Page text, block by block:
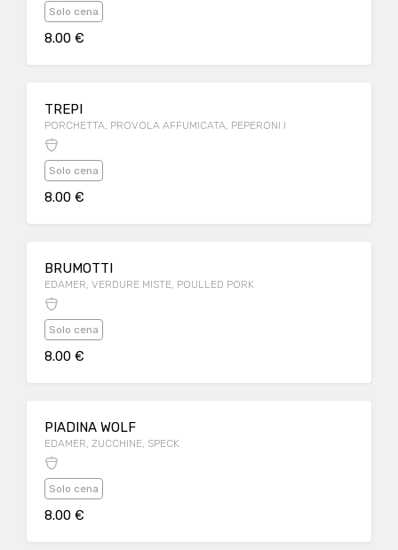
Solo cena
8.00 €
TREPI
PORCHETTA, PROVOLA AFFUMICATA, PEPERONI I
Solo cena
8.00 €
BRUMOTTI
EDAMER, VERDURE MISTE, POULLED PORK
Solo cena
8.00 €
PIADINA WOLF
EDAMER, ZUCCHINE, SPECK
Solo cena
8.00 €